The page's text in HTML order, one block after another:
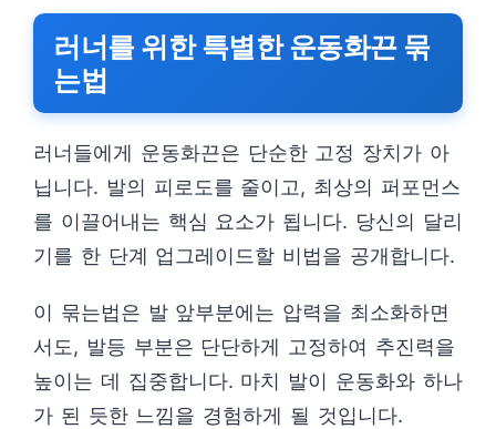
러너를 위한 특별한 운동화끈 묶
는법
러너들에게 운동화끈은 단순한 고정 장치가 아
닙니다. 발의 피로도를 줄이고, 최상의 퍼포먼스
를 이끌어내는 핵심 요소가 됩니다. 당신의 달리
기를 한 단계 업그레이드할 비법을 공개합니다.
이 묶는법은 발 앞부분에는 압력을 최소화하면
서도, 발등 부분은 단단하게 고정하여 추진력을
높이는 데 집중합니다. 마치 발이 운동화와 하나
가 된 듯한 느낌을 경험하게 될 것입니다.